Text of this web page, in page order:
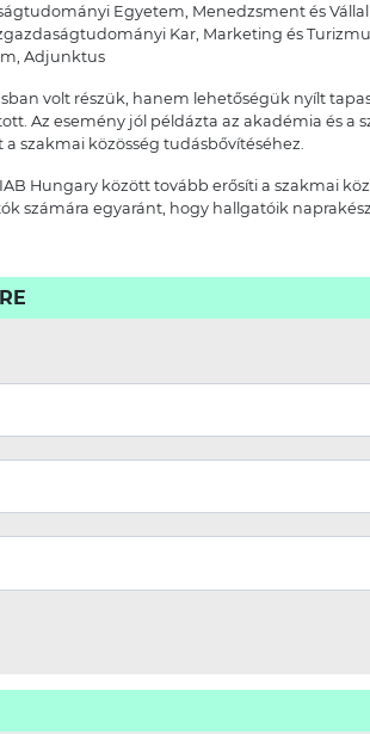
Egyetem, Menedzsment és
Kar, Marketing és
Adjunktus
volt részük, hanem lehetőségük nyílt
Az esemény jól példázta az akadémia és
szakmai közösség tudásbővítéséhez.
Hungary között tovább erősíti a szakmai
számára egyaránt, hogy hallgatóik